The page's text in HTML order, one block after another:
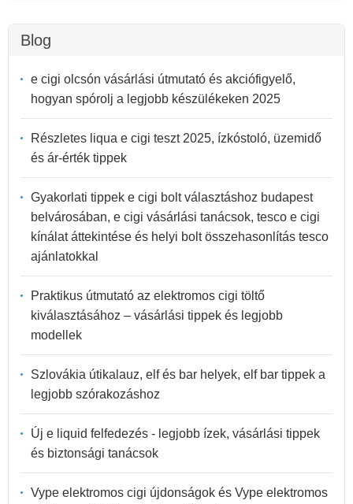
Blog
e cigi olcsón vásárlási útmutató és akciófigyelő,
hogyan spórolj a legjobb készülékeken 2025
Részletes liqua e cigi teszt 2025, ízkóstoló, üzemidő
és ár-érték tippek
Gyakorlati tippek e cigi bolt választáshoz budapest
belvárosában, e cigi vásárlási tanácsok, tesco e cigi
kínálat áttekintése és helyi bolt összehasonlítás tesco
ajánlatokkal
Praktikus útmutató az elektromos cigi töltő
kiválasztásához – vásárlási tippek és legjobb
modellek
Szlovákia útikalauz, elf és bar helyek, elf bar tippek a
legjobb szórakozáshoz
Új e liquid felfedezés - legjobb ízek, vásárlási tippek
és biztonsági tanácsok
Vype elektromos cigi újdonságok és Vype elektromos